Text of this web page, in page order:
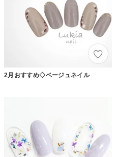
2月おすすめ◇ベージュネイル